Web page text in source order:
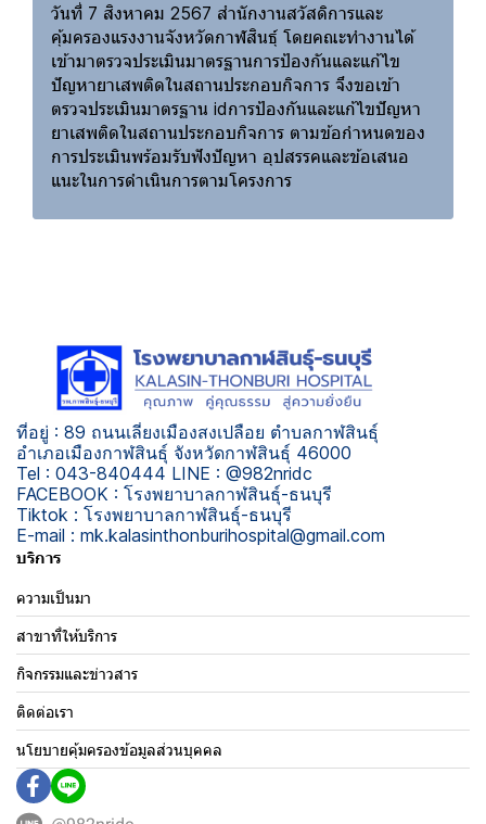
วันที่ 7 สิงหาคม 2567 สำนักงานสวัสดิการและ
คุ้มครองแรงงานจังหวัดกาฬสินธุ์ โดยคณะทำงานได้
เข้ามาตรวจประเมินมาตรฐานการป้องกันและแก้ไข
ปัญหายาเสพติดในสถานประกอบกิจการ จึงขอเข้า
ตรวจประเมินมาตรฐาน idการป้องกันและแก้ไขปัญหา
ยาเสพติดในสถานประกอบกิจการ ตามข้อกำหนดของ
การประเมินพร้อมรับฟังปัญหา อุปสรรคและข้อเสนอ
แนะในการดำเนินการตามโครงการ
ที่อยู่ : 89 ถนนเลี่ยงเมืองสงเปลือย ตำบลกาฬสินธุ์
อำเภอเมืองกาฬสินธุ์ จังหวัดกาฬสินธุ์ 46000
Tel : 043-840444 LINE : @982nridc
FACEBOOK : โรงพยาบาลกาฬสินธุ์-ธนบุรี
Tiktok : โรงพยาบาลกาฬสินธุ์-ธนบุรี
E-mail : mk.kalasinthonburihospital@gmail.com
บริการ
ความเป็นมา
สาขาที่ให้บริการ
กิจกรรมและข่าวสาร
ติดต่อเรา
นโยบายคุ้มครองข้อมูลส่วนบุคคล